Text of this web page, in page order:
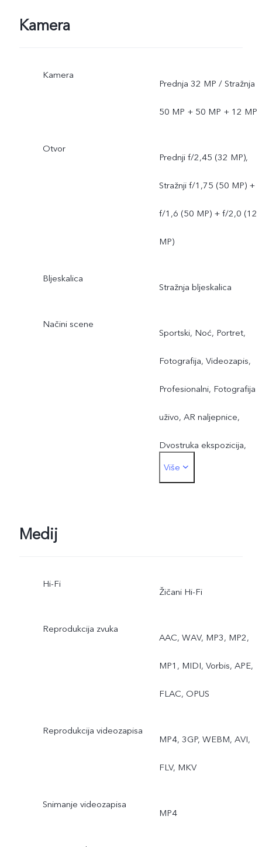
Kamera
Kamera
Prednja 32 MP / Stražnja
50 MP + 50 MP + 12 MP
Otvor
Prednji f/2,45 (32 MP),
Stražnji f/1,75 (50 MP) +
f/1,6 (50 MP) + f/2,0 (12
MP)
Bljeskalica
Stražnja bljeskalica
Načini scene
Sportski, Noć, Portret,
Fotografija, Videozapis,
Profesionalni, Fotografija
uživo, AR naljepnice,
Dvostruka ekspozicija,
Dvostruki prikaz, Visoka
snimanje, Supermjesec,
kamera, Astro, Duga
ekspozicija, AI grupni
portret, ZEISS pejzaž i
Više
Medij
Hi-Fi
Žičani Hi-Fi
Reprodukcija zvuka
AAC, WAV, MP3, MP2,
MP1, MIDI, Vorbis, APE,
FLAC, OPUS
Reprodukcija videozapisa
MP4, 3GP, WEBM, AVI,
FLV, MKV
Snimanje videozapisa
MP4